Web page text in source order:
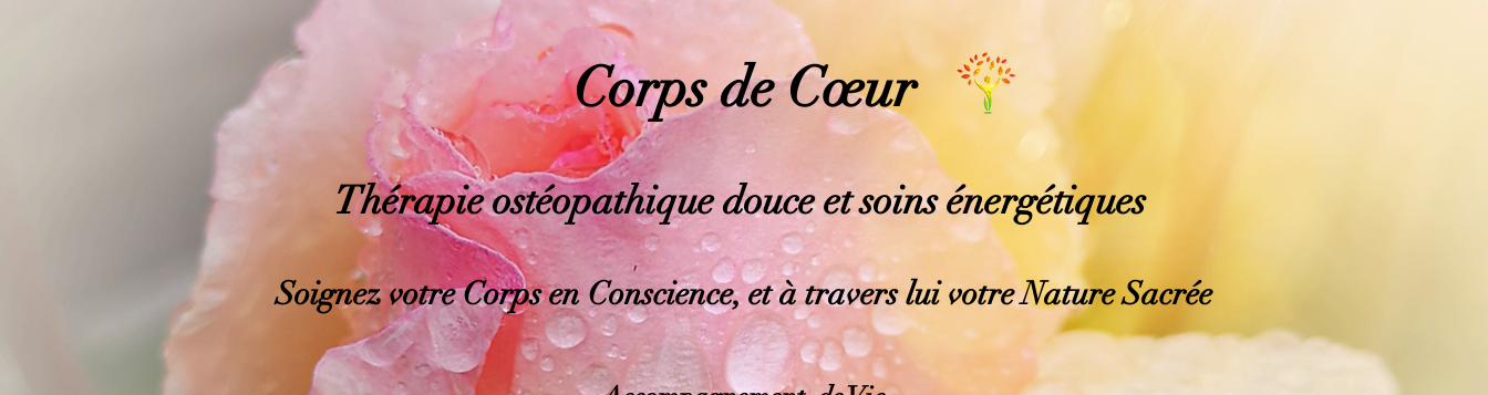
Corps de Cœur
Thérapie ostéopathique douce et soinsénergétiques
Soignezvotre Corps en Conscience, et à travers lui votre Nature Sacrée